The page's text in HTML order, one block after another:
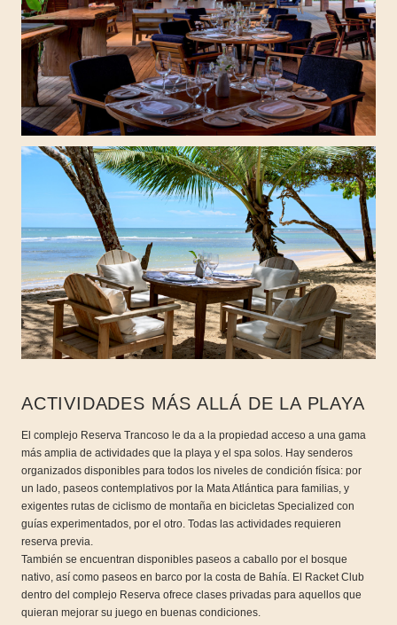
ACTIVIDADES MÁS ALLÁ DE LA PLAYA
El complejo Reserva Trancoso le da a la propiedad acceso a una gama
más amplia de actividades que la playa y el spa solos. Hay senderos
organizados disponibles para todos los niveles de condición física: por
un lado, paseos contemplativos por la Mata Atlántica para familias, y
exigentes rutas de ciclismo de montaña en bicicletas Specialized con
guías experimentados, por el otro. Todas las actividades requieren
reserva previa.
También se encuentran disponibles paseos a caballo por el bosque
nativo, así como paseos en barco por la costa de Bahía. El Racket Club
dentro del complejo Reserva ofrece clases privadas para aquellos que
quieran mejorar su juego en buenas condiciones.